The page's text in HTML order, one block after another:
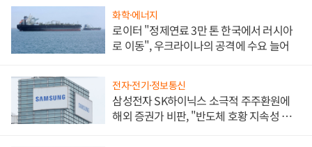
화학·에너지
로이터 "정제연료 3만 톤 한국에서 러시아
로 이동", 우크라이나의 공격에 수요 늘어
전자·전기·정보통신
삼성전자 SK하이닉스 소극적 주주환원에
해외 증권가 비판, "반도체 호황 지속성 의